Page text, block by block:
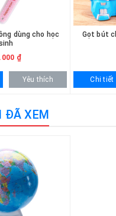
mắt, phù hợp làm vật trang
chắn, độ bền cao.
học, văn phòng và gia
HÀNG
thể đặt mua trực tiếp trên
090.215.9818 để được hỗ
số lượng lớn sẽ được hỗ
dùng cho học
₫
Yêu thích
Gọt bút
Chi tiết
ĐÃ XEM